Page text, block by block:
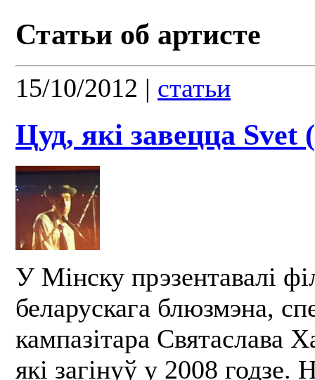
Статьи об артисте
15/10/2012 | статьи
Цуд, які завецца Svet
У Мінску прэзентавалі
беларускага блюзмэна,
кампазітара Святаслава
які загінуў у 2008 годзе.